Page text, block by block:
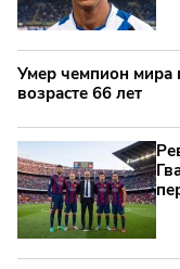
Умер чемпион мира
возрасте 66 лет